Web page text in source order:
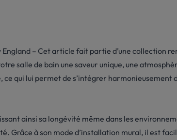
– Cet article fait partie d’une collection
salle de bain une saveur unique, une
qui lui permet de s’intégrer
ainsi sa longévité même dans les
à son mode d’installation mural, il est